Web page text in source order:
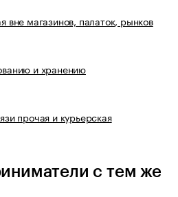
вне магазинов, палаток, рынков
и хранению
прочая и курьерская
с тем же